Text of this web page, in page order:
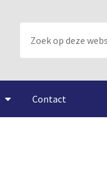
Contact